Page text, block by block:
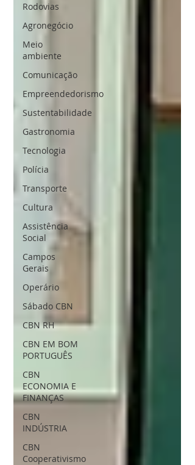
Rodovias
Agronegócio
Meio
ambiente
Comunicação
Empreendedorismo
Sustentabilidade
Gastronomia
Tecnologia
Polícia
Transporte
Cultura
Assistência
Social
Campos
Gerais
Operário
Sábado CBN
CBN RH
CBN EM BOM
PORTUGUÊS
CBN
ECONOMIA E
FINANÇAS
CBN
INDÚSTRIA
CBN
Cooperativismo